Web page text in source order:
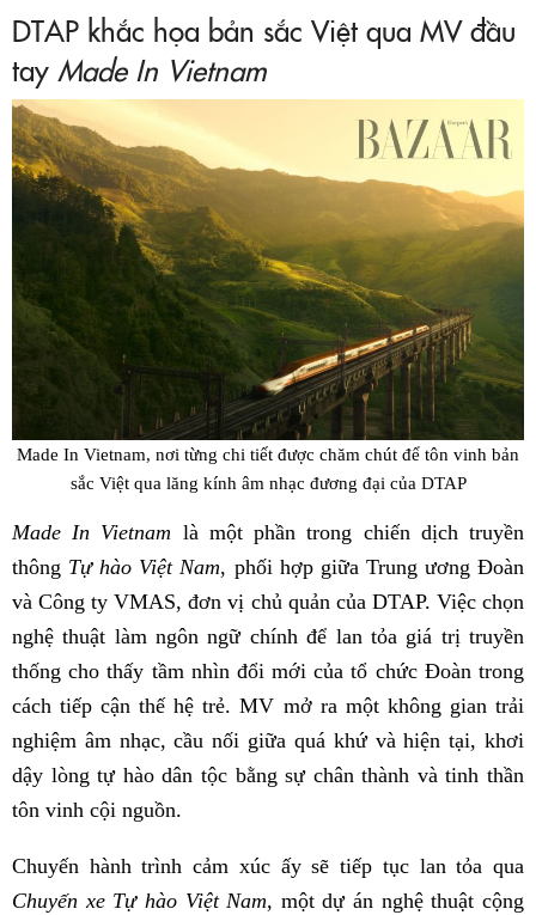
DTAP khắc họa bản sắc Việt qua MV đầu
tay Made In Vietnam
Made In Vietnam, nơi từng chi tiết được chăm chút để tôn vinh bản
sắc Việt qua lăng kính âm nhạc đương đại của DTAP
Made In Vietnam là một phần trong chiến dịch truyền
thông Tự hào Việt Nam, phối hợp giữa Trung ương Đoàn
và Công ty VMAS, đơn vị chủ quản của DTAP. Việc chọn
nghệ thuật làm ngôn ngữ chính để lan tỏa giá trị truyền
thống cho thấy tầm nhìn đổi mới của tổ chức Đoàn trong
cách tiếp cận thế hệ trẻ. MV mở ra một không gian trải
nghiệm âm nhạc, cầu nối giữa quá khứ và hiện tại, khơi
dậy lòng tự hào dân tộc bằng sự chân thành và tinh thần
tôn vinh cội nguồn.
Chuyến hành trình cảm xúc ấy sẽ tiếp tục lan tỏa qua
Chuyến xe Tự hào Việt Nam, một dự án nghệ thuật cộng